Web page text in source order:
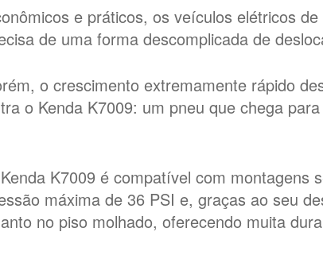
e práticos, os veículos elétricos
de uma forma descomplicada de
o crescimento extremamente rápido
o Kenda K7009: um pneu que chega
K7009 é compatível com montagens
máxima de 36 PSI e, graças ao seu
no piso molhado, oferecendo muita